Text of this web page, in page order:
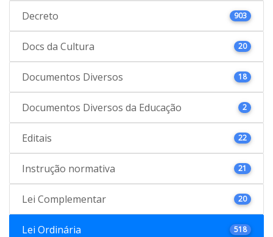
Decreto 903
Docs da Cultura 20
Documentos Diversos 18
Documentos Diversos da Educação 2
Editais 22
Instrução normativa 21
Lei Complementar 20
Lei Ordinária 518